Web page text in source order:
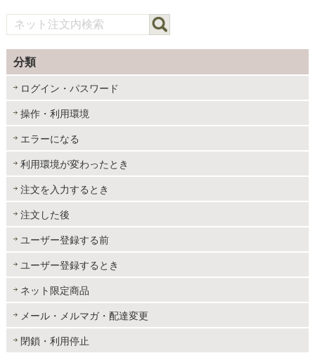
分類
ログイン・パスワード
操作・利用環境
エラーになる
利用環境が変わったとき
注文を入力するとき
注文した後
ユーザー登録する前
ユーザー登録するとき
ネット限定商品
メール・メルマガ・配達変更
閉鎖・利用停止